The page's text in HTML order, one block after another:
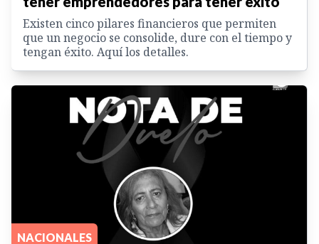
Existen cinco pilares financieros que permiten
que un negocio se consolide, dure con el tiempo y
tengan éxito. Aquí los detalles.
NACIONALES